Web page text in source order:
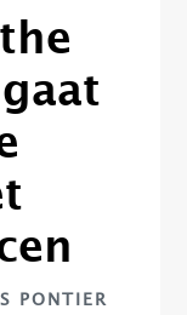
gaat
PONTIER